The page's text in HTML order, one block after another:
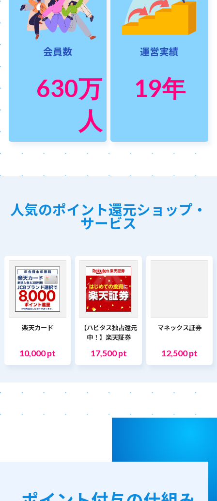
会員数
630万
人
運営実績
19年
人気のポイント還元ショップ・
サービス
楽天カード
10,000 pt
【ハピタス独占還元
中！】楽天証券
17,500 pt
マネックス証券
12,500 pt